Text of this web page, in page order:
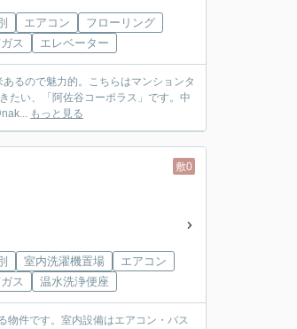
エアコン
フローリング
ス エレベーター
るので魅力的。こちらはマンションタ
たい、「阿佐谷コーポラス」です。中
もっと見る
敷0
室内洗濯機置場
エアコン
ス 温水洗浄便座
物件です。室内設備はエアコン・バス